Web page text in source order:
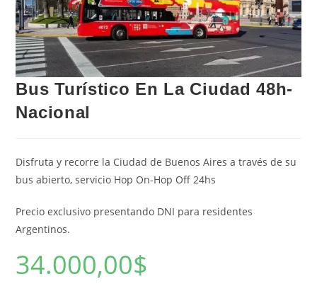
Bus Turístico En La Ciudad 48h-
Nacional
Disfruta y recorre la Ciudad de Buenos Aires a través de su
bus abierto, servicio Hop On-Hop Off 24hs
Precio exclusivo presentando DNI para residentes
Argentinos.
34.000,00$